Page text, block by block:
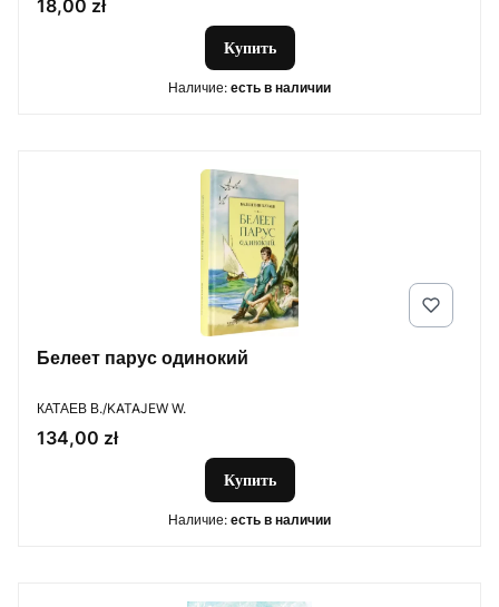
Цена
18,00 zł
Купить
Наличие: есть в наличии
Белеет парус одинокий
ПРОИЗВОДИТЕЛЬ
КАТАЕВ В./KATAJEW W.
Цена
134,00 zł
Купить
Наличие: есть в наличии